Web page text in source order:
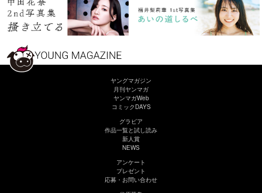
ヤングマガジン
月刊ヤンマガ
ヤンマガWeb
コミックDAYS
グラビア
作品一覧と試し読み
新人賞
NEWS
アンケート
プレゼント
応募・お問い合わせ